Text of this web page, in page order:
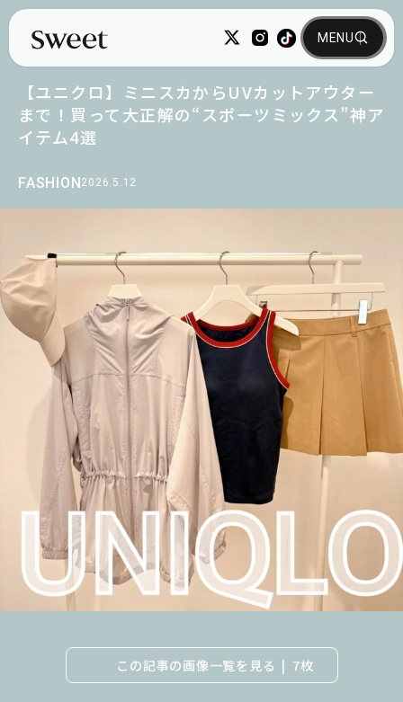
FASHION2026.5.12
【ユニクロ】ミニスカからUVカットアウター
まで！買って大正解の“スポーツミックス”神ア
イテム4選
この記事の画像一覧を見る 7枚